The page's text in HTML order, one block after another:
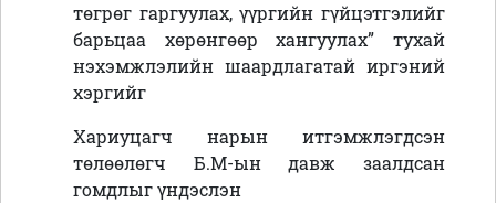
төгрөг гаргуулах, үүргийн гүйцэтгэлийг
барьцаа хөрөнгөөр хангуулах” тухай
нэхэмжлэлийн шаардлагатай иргэний
хэргийг
Хариуцагч нарын итгэмжлэгдсэн
төлөөлөгч Б.М-ын давж заалдсан
гомдлыг үндэслэн